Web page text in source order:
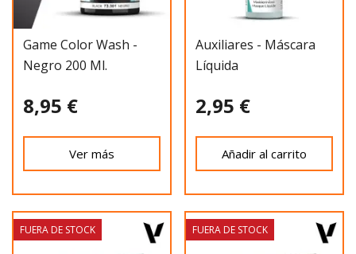
Game Color Wash -
Negro 200 Ml.
8,95 €
Ver más
Auxiliares - Máscara
Líquida
2,95 €
Añadir al carrito
FUERA DE STOCK FUERA DE STOCK